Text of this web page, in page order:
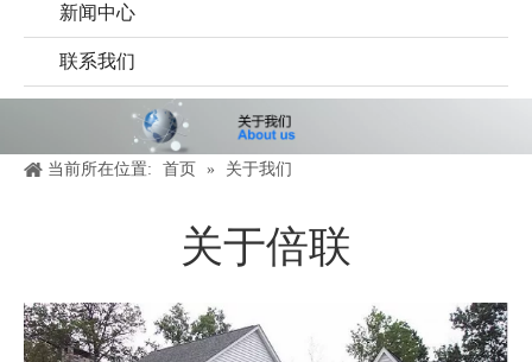
新闻中心
联系我们
当前所在位置: 首页 » 关于我们
关于倍联